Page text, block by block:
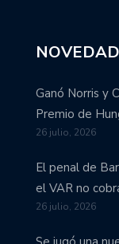
Ganó Norris y
Premio de
26 julio, 2026
El penal de
el VAR no
26 julio, 2026